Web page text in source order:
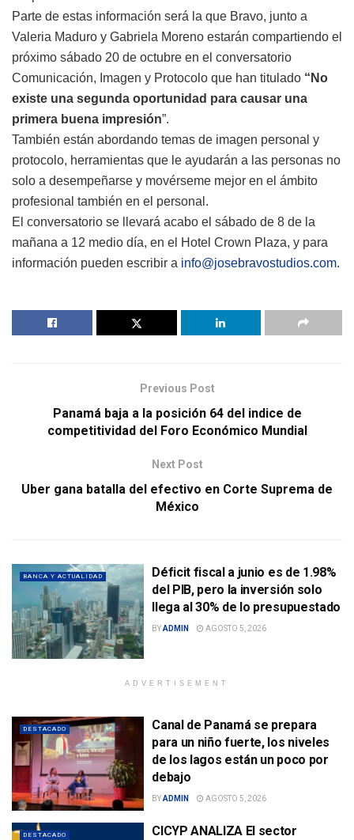
Parte de estas información será la que Bravo, junto a
Valeria Maduro y Gabriela Moreno estarán compartiendo el
próximo sábado 20 de octubre en el conversatorio
Comunicación, Imagen y Protocolo que han titulado “No
existe una segunda oportunidad para causar una
primera buena impresión”.
También están abordando temas de imagen personal y
protocolo, herramientas que le ayudarán a las personas no
solo a desempeñarse y movérseme mejor en el ámbito
profesional también en el personal.
El conversatorio se llevará acabo el sábado de 8 de la
mañana a 12 medio día, en el Hotel Crown Plaza, y para
información pueden escribir a info@josebravostudios.com.
Previous Post
Panamá baja a la posición 64 del indice de
competitividad del Foro Económico Mundial
Next Post
Uber gana batalla del efectivo en Corte Suprema de
México
BANCA Y ACTUALIDAD
Déficit fiscal a junio es de 1.98%
del PIB, pero la inversión solo
llega al 30% de lo presupuestado
BYADMIN AGOSTO 5, 2026
ADVERTISEMENT
DESTACADO
Canal de Panamá se prepara
para un niño fuerte, los niveles
de los lagos están un poco por
debajo
BYADMIN AGOSTO 5, 2026
DESTACADO
CICYP ANALIZA El sector